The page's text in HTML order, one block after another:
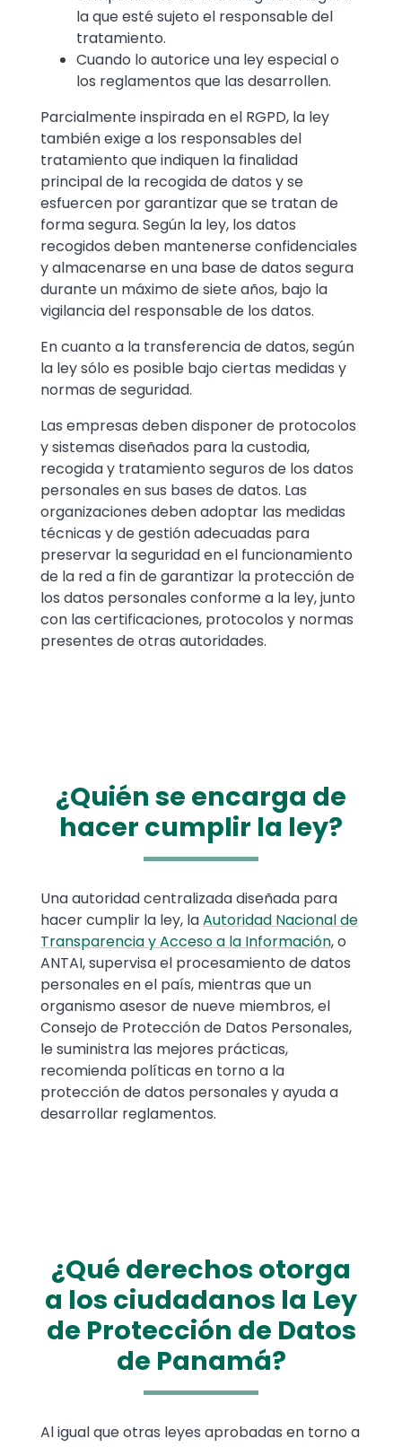
la que esté sujeto el responsable del
tratamiento.
Cuando lo autorice una ley especial o
los reglamentos que las desarrollen.
Parcialmente inspirada en el RGPD, la ley
también exige a los responsables del
tratamiento que indiquen la finalidad
principal de la recogida de datos y se
esfuercen por garantizar que se tratan de
forma segura. Según la ley, los datos
recogidos deben mantenerse confidenciales
y almacenarse en una base de datos segura
durante un máximo de siete años, bajo la
vigilancia del responsable de los datos.
En cuanto a la transferencia de datos, según
la ley sólo es posible bajo ciertas medidas y
normas de seguridad.
Las empresas deben disponer de protocolos
y sistemas diseñados para la custodia,
recogida y tratamiento seguros de los datos
personales en sus bases de datos. Las
organizaciones deben adoptar las medidas
técnicas y de gestión adecuadas para
preservar la seguridad en el funcionamiento
de la red a fin de garantizar la protección de
los datos personales conforme a la ley, junto
con las certificaciones, protocolos y normas
presentes de otras autoridades.
¿Quién se encarga de
hacer cumplir la ley?
Text
Una autoridad centralizada diseñada para
hacer cumplir la ley, laAutoridad Nacional de
Transparencia y Acceso a la Información, o
ANTAI, supervisa el procesamiento de datos
personales en el país, mientras que un
organismo asesor de nueve miembros, el
Consejo de Protección de Datos Personales,
le suministra las mejores prácticas,
recomienda políticas en torno a la
protección de datos personales y ayuda a
desarrollar reglamentos.
¿Qué derechos otorga
a los ciudadanos la Ley
de Protección de Datos
de Panamá?
Text
Al igual que otras leyes aprobadas en torno a